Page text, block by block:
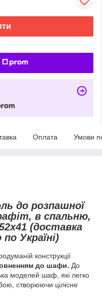
Оплата Умови
до розпашної
в спальню,
(доставка
Україні)
конструкції
до шафи. До
моделей шаф, які легко
створюючи цілісне